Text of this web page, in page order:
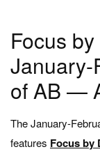
Focus
January-
of AB —
The January-
features Focusby